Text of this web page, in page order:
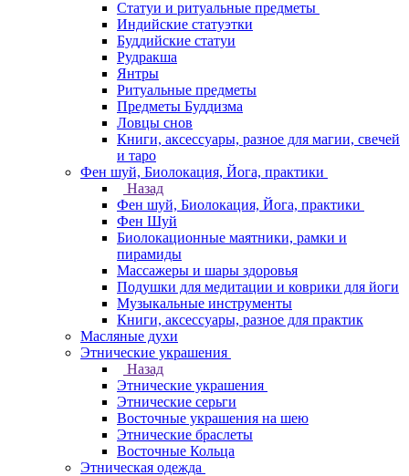
Статуи и ритуальные предметы
Индийские статуэтки
Буддийские статуи
Рудракша
Янтры
Ритуальные предметы
Предметы Буддизма
Ловцы снов
Книги, аксессуары, разное для магии, свечей
и таро
Фен шуй, Биолокация, Йога, практики
Назад
Фен шуй, Биолокация, Йога, практики
Фен Шуй
Биолокационные маятники, рамки и
пирамиды
Массажеры и шары здоровья
Подушки для медитации и коврики для йоги
Музыкальные инструменты
Книги, аксессуары, разное для практик
Масляные духи
Этнические украшения
Назад
Этнические украшения
Этнические серьги
Восточные украшения на шею
Этнические браслеты
Восточные Кольца
Этническая одежда